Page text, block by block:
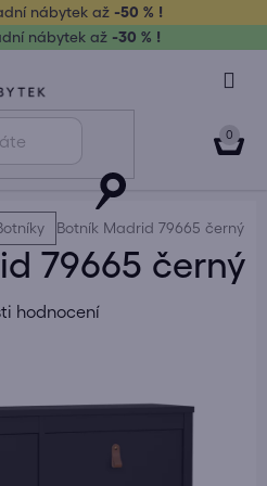
nábytek až-50 % !
nábytek až -30 % !
Botník Madrid 79665 černý
79665 černý
hodnocení